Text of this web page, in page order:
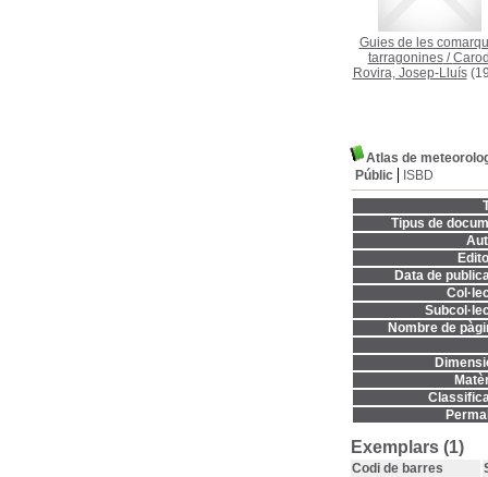
Guies de les
tarragonines/
Rovira, Josep-Lluís
Atlas de
Públic
ISBD
Tipus de
Data de
Nombre de
Exemplars (1)
Codi de barres